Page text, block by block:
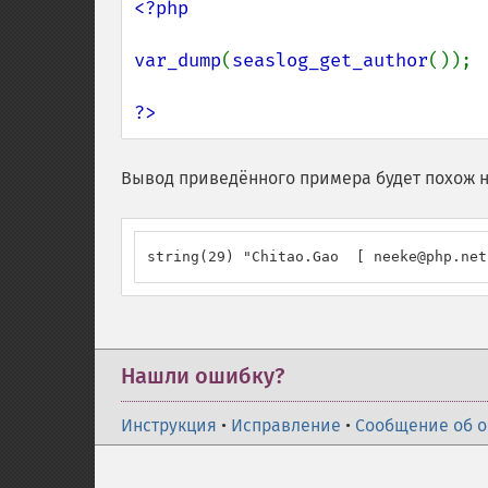
<?php
var_dump(seaslog_get_author());
?>
Вывод приведённого примера будет похож
string(29) "Chitao.Gao  [
Нашли ошибку?
Инструкция • Исправление • Сообщение об